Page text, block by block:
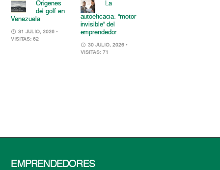
Orígenes
del golf en
Venezuela
31 JULIO, 2026 •
VISITAS: 62
La
autoeficacia: “motor
invisible” del
emprendedor
30 JULIO, 2026 •
VISITAS: 71
EMPRENDEDORES